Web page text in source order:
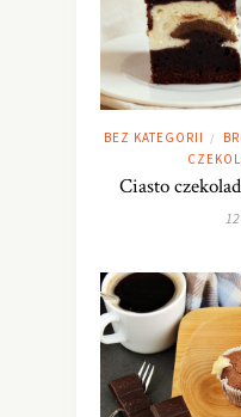
BEZ KATEGORII /
Ciasto